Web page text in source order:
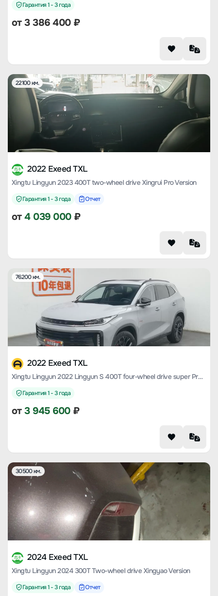
Гарантия 1 - 3 года
от3 386 400₽
22100 км.
2022 Exeed TXL
Xingtu Lingyun 2023 400T two-wheel drive Xingrui Pro Version
Гарантия 1 - 3 года Отчет
от4 039 000₽
76200 км.
2022 Exeed TXL
Xingtu Lingyun 2022 Lingyun S 400T four-wheel drive super Pro Version
Гарантия 1 - 3 года
от3 945 600₽
30500 км.
2024 Exeed TXL
Xingtu Lingyun 2024 300T Two-wheel drive Xingyao Version
Гарантия 1 - 3 года Отчет